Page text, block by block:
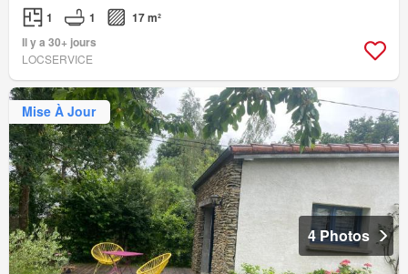
1 1
17 m²
Il y a 30+ jours
LOCSERVICE
Mise À Jour
4 Photos